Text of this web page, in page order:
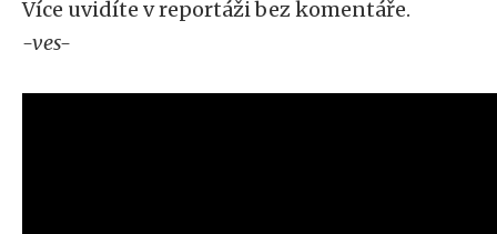
Více uvidíte v reportáži bez komentáře.
-ves-